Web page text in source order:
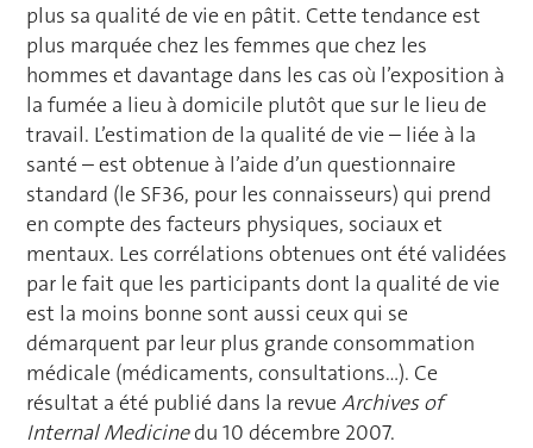
plus sa qualité de vie en pâtit. Cette tendance est
plus marquée chez les femmes que chez les
hommes et davantage dans les cas où l’exposition à
la fumée a lieu à domicile plutôt que sur le lieu de
travail. L’estimation de la qualité de vie – liée à la
santé – est obtenue à l’aide d’un questionnaire
standard (le SF36, pour les connaisseurs) qui prend
en compte des facteurs physiques, sociaux et
mentaux. Les corrélations obtenues ont été validées
par le fait que les participants dont la qualité de vie
est la moins bonne sont aussi ceux qui se
démarquent par leur plus grande consommation
médicale (médicaments, consultations…). Ce
résultat a été publié dans la revueArchives of
Internal Medicinedu 10 décembre 2007.